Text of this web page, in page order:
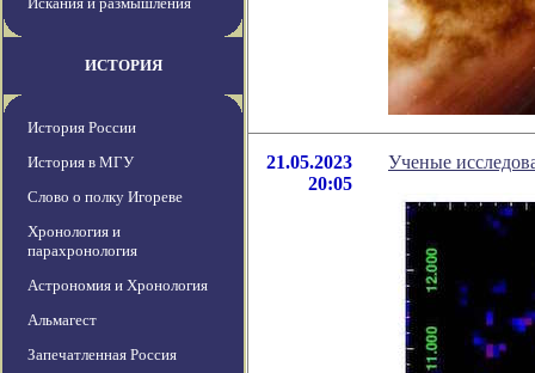
ИСТОРИЯ
История России
История в МГУ
Слово о полку Игореве
Хронология и
парахронология
Астрономия и Хронология
Альмагест
Запечатленная Россия
21.05.2023
20:05
Ученые